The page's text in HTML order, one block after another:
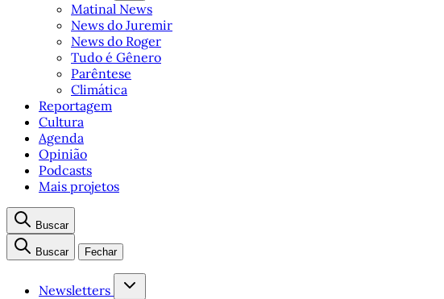
Matinal News
News do Juremir
News do Roger
Tudo é Gênero
Parêntese
Climática
Reportagem
Cultura
Agenda
Opinião
Podcasts
Mais projetos
Buscar
Buscar Fechar
Newsletters